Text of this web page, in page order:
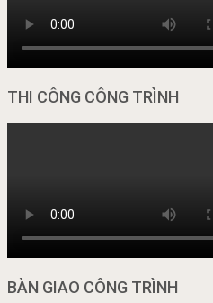
THI CÔNG CÔNG TRÌNH
BÀN GIAO CÔNG TRÌNH